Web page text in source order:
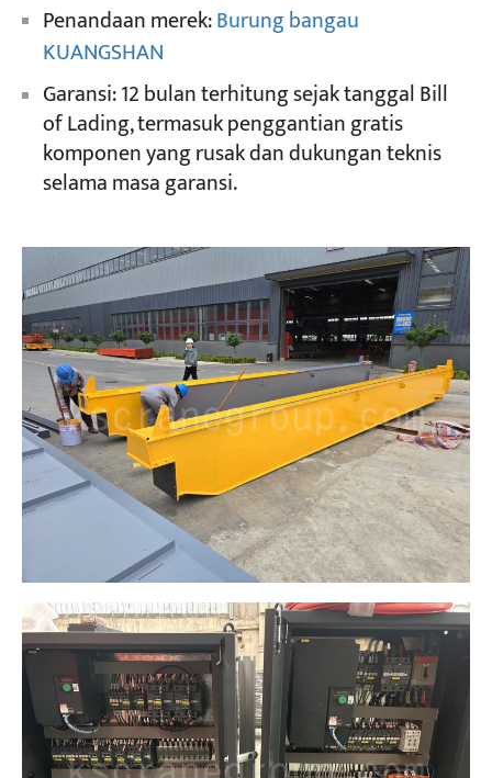
Penandaan merek:Burung bangau
KUANGSHAN
Garansi: 12 bulan terhitung sejak tanggal Bill
of Lading, termasuk penggantian gratis
komponen yang rusak dan dukungan teknis
selama masa garansi.